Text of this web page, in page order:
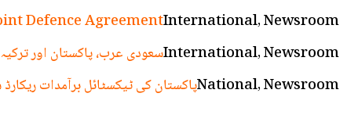
Defence AgreementInternational, Newsroom
سعودی عرب، پاکستان اورInternational, Newsroom
پاکستان کی ٹیکسٹائل برآمداتNational, Newsroom